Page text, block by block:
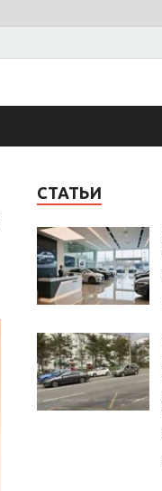
СТАТЬИ